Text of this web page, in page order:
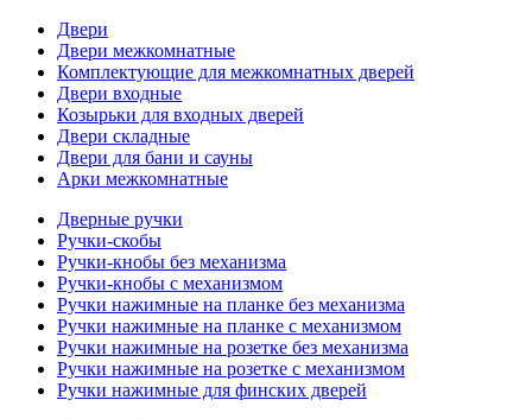
Двери
Двери межкомнатные
Комплектующие для межкомнатных дверей
Двери входные
Козырьки для входных дверей
Двери складные
Двери для бани и сауны
Арки межкомнатные
Дверные ручки
Ручки-скобы
Ручки-кнобы без механизма
Ручки-кнобы с механизмом
Ручки нажимные на планке без механизма
Ручки нажимные на планке с механизмом
Ручки нажимные на розетке без механизма
Ручки нажимные на розетке с механизмом
Ручки нажимные для финских дверей